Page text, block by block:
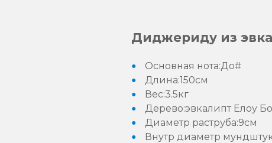
Диджериду из
Основная нота:До#
Длина:150см
Вес:3.5кг
Дерево:эвкалипт Елоу
Диаметр раструба:9см
Внутр диаметр